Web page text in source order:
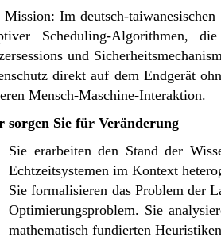
Mission: Im deutsch-
Scheduling-Algorithmen,
und
direkt auf dem Endgerät
Mensch-Maschine-Interaktion.
sorgen Sie für Veränderung
Sie erarbeiten den Stand der
Echtzeitsystemen im Kontext
Sie formalisieren das Problem der
Optimierungsproblem. Sie
mathematisch fundierten